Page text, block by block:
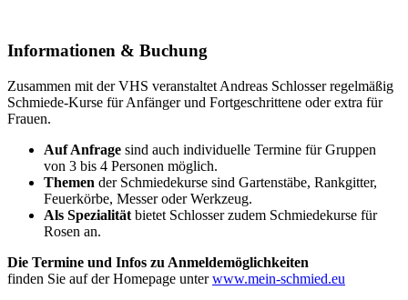
Informationen & Buchung
Zusammen mit der VHS veranstaltet Andreas Schlosser regelmäßig
Schmiede-Kurse für Anfänger und Fortgeschrittene oder extra für
Frauen.
Auf Anfrage sind auch individuelle Termine für Gruppen
von 3 bis 4 Personen möglich.
Themen der Schmiedekurse sind Gartenstäbe, Rankgitter,
Feuerkörbe, Messer oder Werkzeug.
Als Spezialität bietet Schlosser zudem Schmiedekurse für
Rosen an.
Die Termine und Infos zu Anmeldemöglichkeiten
finden Sie auf der Homepage unterwww.mein-schmied.eu